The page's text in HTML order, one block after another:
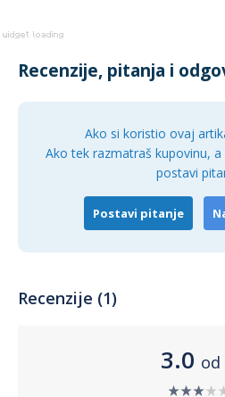
Recenzije, pitanja i
Ako si koristio ovaj
Ako tek razmatraš kupovinu,
postavi
Postavi pitanje
Recenzije (1)
3.0 od